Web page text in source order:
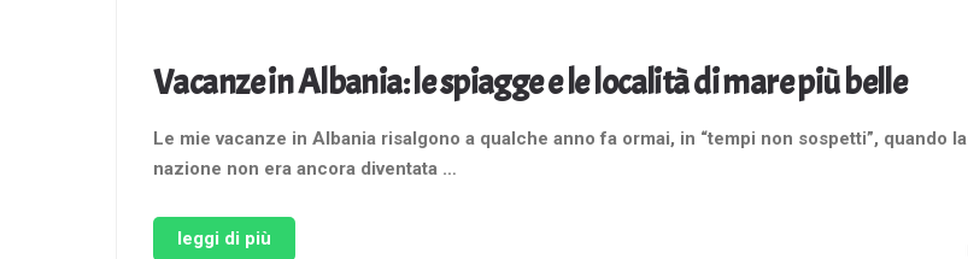
Vacanze in Albania: le spiagge e le località di mare più belle
Le mie vacanze in Albania risalgono a qualche anno fa ormai, in “tempi non sospetti”, quando la
nazione non era ancora diventata …
leggi di più